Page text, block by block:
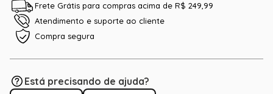
Frete Grátis para compras acima de R$ 249,99
Atendimento e suporte ao cliente
Compra segura
Está precisando de ajuda?